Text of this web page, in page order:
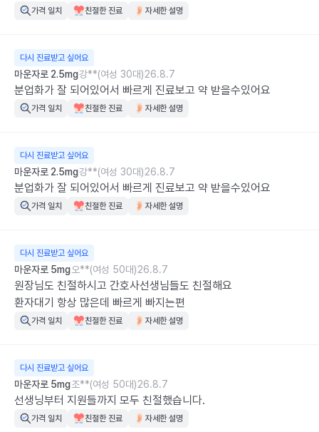
가격 일치 친절한 진료 자세한 설명
다시 진료받고 싶어요
마운자로 2.5mg강**(여성 30대)26.8.7
분업화가 잘 되어있어서 빠르게 진료보고 약 받을수있어요
가격 일치 친절한 진료 자세한 설명
다시 진료받고 싶어요
마운자로 2.5mg강**(여성 30대)26.8.7
분업화가 잘 되어있어서 빠르게 진료보고 약 받을수있어요
가격 일치 친절한 진료 자세한 설명
다시 진료받고 싶어요
마운자로 5mg오**(여성 50대)26.8.7
원장님도 친절하시고 간호사선생님들도 친절해요
환자대기 항상 많은데 빠르게 빠지는편
가격 일치 친절한 진료 자세한 설명
다시 진료받고 싶어요
마운자로 5mg조**(여성 50대)26.8.7
선생닝부터 지원들까지 모두 친절했습니다.
가격 일치 친절한 진료 자세한 설명